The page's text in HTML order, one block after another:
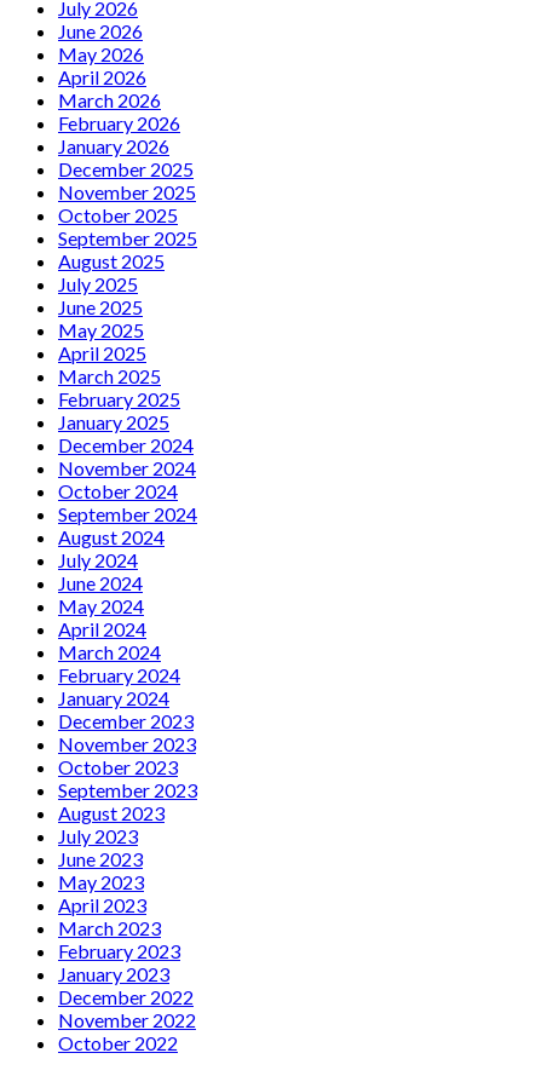
July 2026
June 2026
May 2026
April 2026
March 2026
February 2026
January 2026
December 2025
November 2025
October 2025
September 2025
August 2025
July 2025
June 2025
May 2025
April 2025
March 2025
February 2025
January 2025
December 2024
November 2024
October 2024
September 2024
August 2024
July 2024
June 2024
May 2024
April 2024
March 2024
February 2024
January 2024
December 2023
November 2023
October 2023
September 2023
August 2023
July 2023
June 2023
May 2023
April 2023
March 2023
February 2023
January 2023
December 2022
November 2022
October 2022